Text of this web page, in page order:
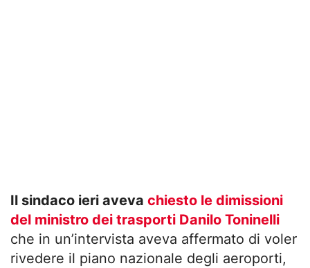
Il sindaco ieri aveva chiesto le dimissioni
del ministro dei trasporti Danilo Toninelli
che in un’intervista aveva affermato di voler
rivedere il piano nazionale degli aeroporti,